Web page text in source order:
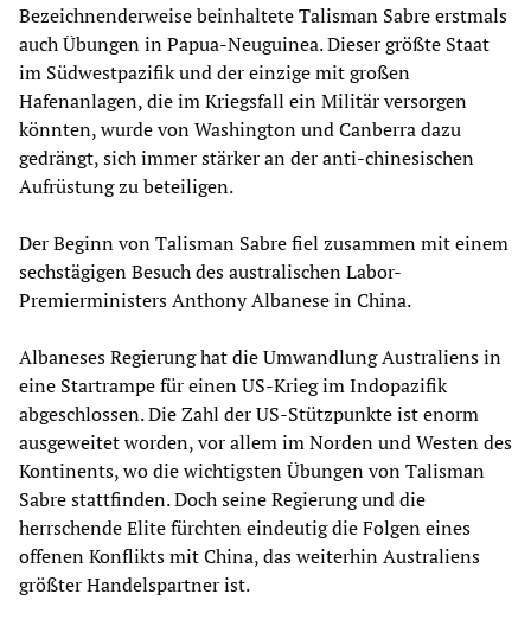
Bezeichnenderweise beinhaltete Talisman Sabre erstmals
auch Übungen in Papua-Neuguinea. Dieser größte Staat
im Südwestpazifik und der einzige mit großen
Hafenanlagen, die im Kriegsfall ein Militär versorgen
könnten, wurde von Washington und Canberra dazu
gedrängt, sich immer stärker an der anti-chinesischen
Aufrüstung zu beteiligen.
Der Beginn von Talisman Sabre fiel zusammen mit einem
sechstägigen Besuch des australischen Labor-
Premierministers Anthony Albanese in China.
Albaneses Regierung hat die Umwandlung Australiens in
eine Startrampe für einen US-Krieg im Indopazifik
abgeschlossen. Die Zahl der US-Stützpunkte ist enorm
ausgeweitet worden, vor allem im Norden und Westen des
Kontinents, wo die wichtigsten Übungen von Talisman
Sabre stattfinden. Doch seine Regierung und die
herrschende Elite fürchten eindeutig die Folgen eines
offenen Konflikts mit China, das weiterhin Australiens
größter Handelspartner ist.